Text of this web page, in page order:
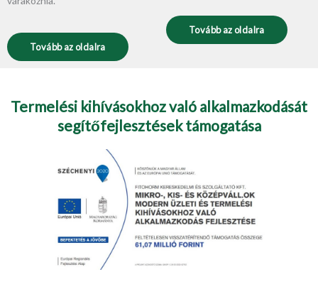
Tovább az oldalra
Tovább az oldalra
Termelési kihívásokhoz való alkalmazkodását
segítőfejlesztések támogatása